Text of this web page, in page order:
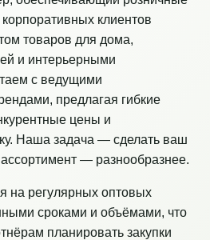
клиентов
товаров для дома,
и интерьерными
с ведущими
предлагая гибкие
цены и
Наша задача — сделать ваш
— разнообразнее.
на регулярных оптовых
сроками и объёмами, что
планировать закупки